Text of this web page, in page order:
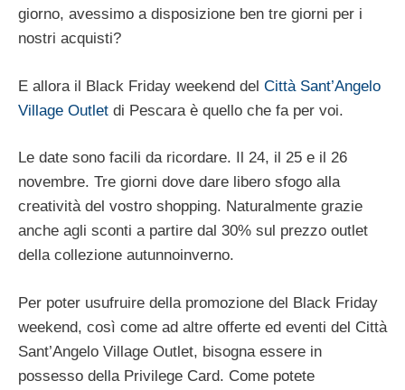
giorno, avessimo a disposizione ben tre giorni per i
nostri acquisti?
E allora il Black Friday weekend del Città Sant’Angelo
Village Outlet di Pescara è quello che fa per voi.
Le date sono facili da ricordare. Il 24, il 25 e il 26
novembre. Tre giorni dove dare libero sfogo alla
creatività del vostro shopping. Naturalmente grazie
anche agli sconti a partire dal 30% sul prezzo outlet
della collezione autunnoinverno.
Per poter usufruire della promozione del Black Friday
weekend, così come ad altre offerte ed eventi del Città
Sant’Angelo Village Outlet, bisogna essere in
possesso della Privilege Card. Come potete